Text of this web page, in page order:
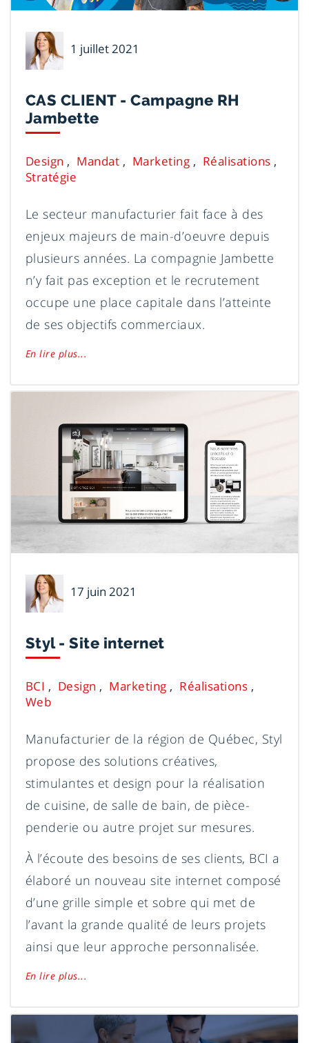
Leclerc
1 juillet 2021
CAS CLIENT - Campagne RH
Jambette
Design Mandat Marketing
Réalisations
Stratégie
Le secteur manufacturier fait face à des
enjeux majeurs de main-d’oeuvre depuis
plusieurs années. La compagnie Jambette
n’y fait pas exception et le recrutement
occupe une place capitale dans l’atteinte
de ses objectifs commerciaux.
En lire plus...
Leclerc
17 juin 2021
Styl - Site internet
BCI Design Marketing
Réalisations
Web
Manufacturier de la région de Québec, Styl
propose des solutions créatives,
stimulantes et design pour la réalisation
de cuisine, de salle de bain, de pièce-
penderie ou autre projet sur mesures.
À l’écoute des besoins de ses clients, BCI a
élaboré un nouveau site internet composé
d’une grille simple et sobre qui met de
l’avant la grande qualité de leurs projets
ainsi que leur approche personnalisée.
En lire plus...